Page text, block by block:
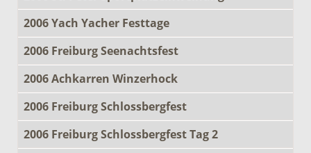
2006 Yach Yacher Festtage
2006 Freiburg Seenachtsfest
2006 Achkarren Winzerhock
2006 Freiburg Schlossbergfest
2006 Freiburg Schlossbergfest Tag 2